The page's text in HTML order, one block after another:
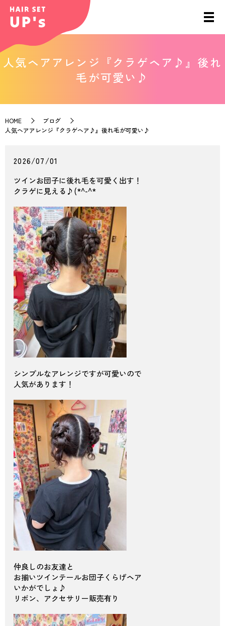
人気ヘアアレンジ『クラゲヘア♪』後れ
毛が可愛い♪
HOME
ブログ
人気ヘアアレンジ『クラゲヘア♪』後れ毛が可愛い♪
2026/07/01
ツインお団子に後れ毛を可愛く出す！
クラゲに見える♪(*^-^*
シンプルなアレンジですが可愛いので
人気があります！
仲良しのお友達と
お揃いツインテールお団子くらげヘア
いかがでしょ♪
リボン、アクセサリー販売有り